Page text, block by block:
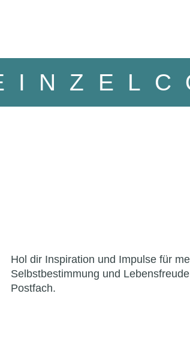
Hol dir Inspiration und Impulse für
Selbstbestimmung und
Postfach.